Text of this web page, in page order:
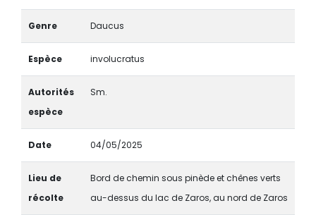
Genre Daucus
Espèce involucratus
Autorités
espèce
Sm.
Date 04/05/2025
Lieu de
récolte
Bord de chemin sous pinède et chênes verts
au-dessus du lac de Zaros, au nord de Zaros